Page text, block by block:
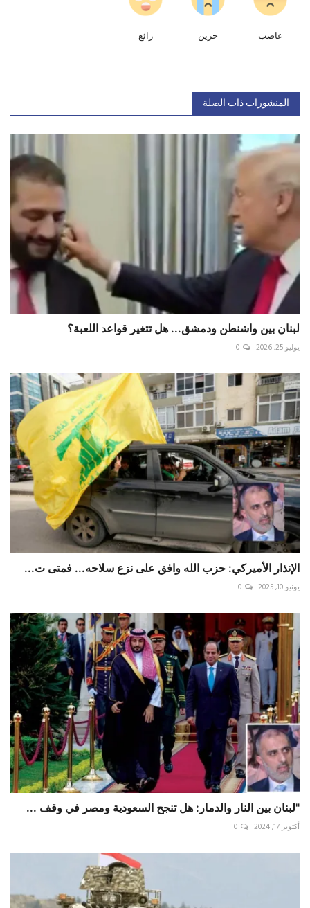
غاضب حزين رائع
المنشورات ذات الصلة
لبنان بين واشنطن ودمشق... هل تتغير قواعد اللعبة؟
يوليو 25, 2026 0
الإنذار الأميركي: حزب الله وافق على نزع سلاحه... فمتى ت...
يونيو 10, 2025 0
"لبنان بين النار والدمار: هل تنجح السعودية ومصر في وقف ...
أكتوبر 17, 2024 0